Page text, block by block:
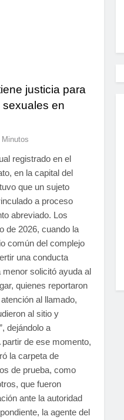
justicia para
en
Minutos
registrado en el
en la capital del
que un sujeto
a proceso
abreviado. Los
de 2026, cuando la
común del complejo
una conducta
menor solicitó ayuda al
quienes reportaron
al llamado,
al sitio y
dejándolo a
de ese momento,
la carpeta de
de prueba, como
que fueron
ante la autoridad
la agente del